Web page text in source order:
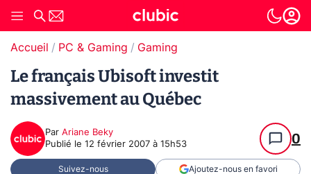
Accueil PC & Gaming Gaming
Le français Ubisoft investit
massivement au Québec
Par Ariane Beky
Publié le 12 février 2007 à 15h53 0
Suivez-nous Ajoutez-nous en favori